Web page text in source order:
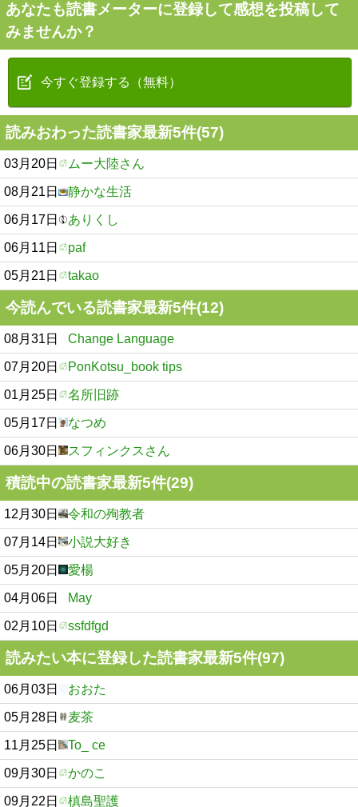
あなたも読書メーターに登録して感想を投稿して
みませんか？
今すぐ登録する（無料）
読みおわった読書家最新5件(57)
03月20日 ムー大陸さん
08月21日 静かな生活
06月17日 ありくし
06月11日 paf
05月21日 takao
今読んでいる読書家最新5件(12)
08月31日 Change Language
07月20日 PonKotsu_book tips
01月25日 名所旧跡
05月17日 なつめ
06月30日 スフィンクスさん
積読中の読書家最新5件(29)
12月30日 令和の殉教者
07月14日 小説大好き
05月20日 愛楊
04月06日 May
02月10日 ssfdfgd
読みたい本に登録した読書家最新5件(97)
06月03日 おおた
05月28日 麦茶
11月25日 To_ ce
09月30日 かのこ
09月22日 槙島聖護